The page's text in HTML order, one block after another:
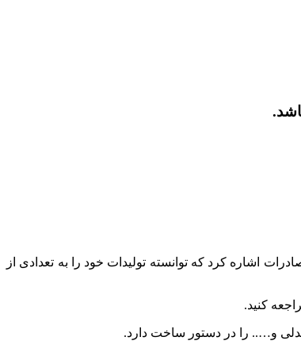
اشاره کرد که توانسته تولیدات خود را به تعدادی از
کنید.
و….. را در دستور ساخت دارد.